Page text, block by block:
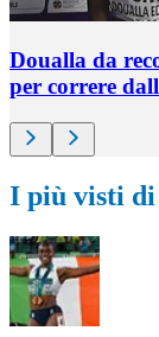
Doualla da
per correre
I più visti